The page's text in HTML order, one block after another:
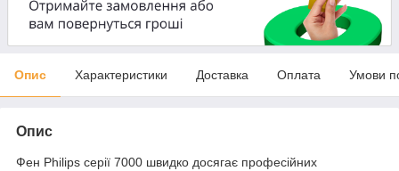
Опис Характеристики Доставка Оплата Умови
Опис
Фен Philips серії 7000 швидко досягає професійних